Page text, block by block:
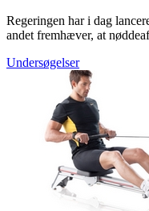
Regeringen har i dag
andet fremhæver, at
Undersøgelser